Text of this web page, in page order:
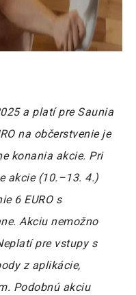
a platí pre Saunia
na občerstvenie je
konania akcie. Pri
akcie (10.–13. 4.)
6 EURO s
Akciu nemožno
pre vstupy s
z aplikácie,
Podobnú akciu